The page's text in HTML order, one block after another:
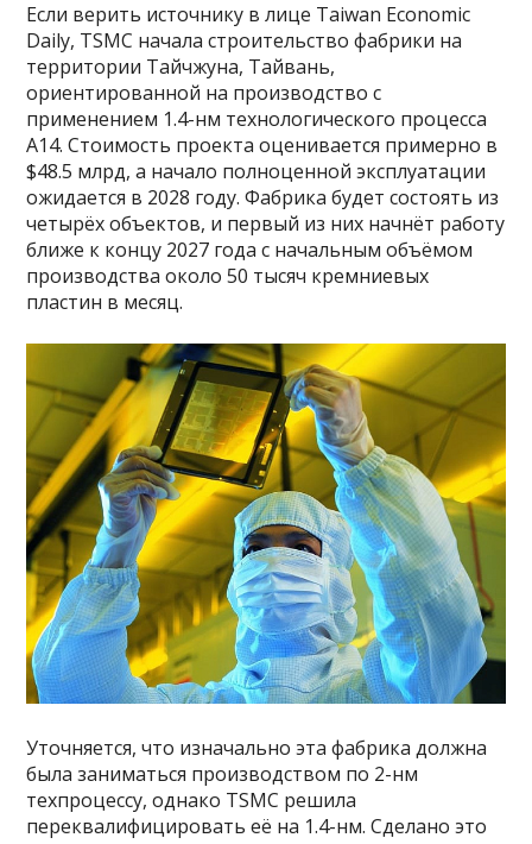
Если верить источнику в лице Taiwan Economic
Daily, TSMC начала строительство фабрики на
территории Тайчжуна, Тайвань,
ориентированной на производство с
применением 1.4-нм технологического процесса
A14. Стоимость проекта оценивается примерно в
$48.5 млрд, а начало полноценной эксплуатации
ожидается в 2028 году. Фабрика будет состоять из
четырёх объектов, и первый из них начнёт работу
ближе к концу 2027 года с начальным объёмом
производства около 50 тысяч кремниевых
пластин в месяц.
Уточняется, что изначально эта фабрика должна
была заниматься производством по 2-нм
техпроцессу, однако TSMC решила
переквалифицировать её на 1.4-нм. Сделано это